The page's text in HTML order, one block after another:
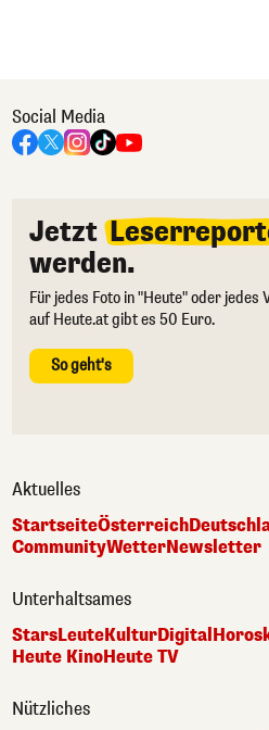
Social Media
Jetzt
werden.
Für jedes Foto in "Heute" oder jedes
auf Heute.at gibt es 50 Euro.
So geht's
Aktuelles
StartseiteÖsterreich
CommunityWetterNewsletter
Unterhaltsames
StarsLeuteKulturDigital
Heute KinoHeute TV
Nützliches